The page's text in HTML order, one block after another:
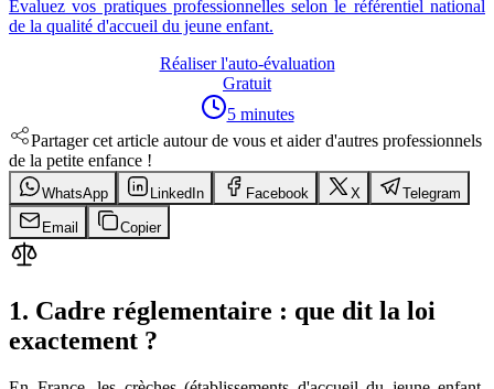
Évaluez vos pratiques professionnelles selon le référentiel national
de la qualité d'accueil du jeune enfant.
Réaliser l'auto-évaluation
Gratuit
5 minutes
Partager cet article autour de vous et aider d'autres professionnels
de la petite enfance !
WhatsApp LinkedIn Facebook X Telegram
Email Copier
1. Cadre réglementaire : que dit la loi
exactement ?